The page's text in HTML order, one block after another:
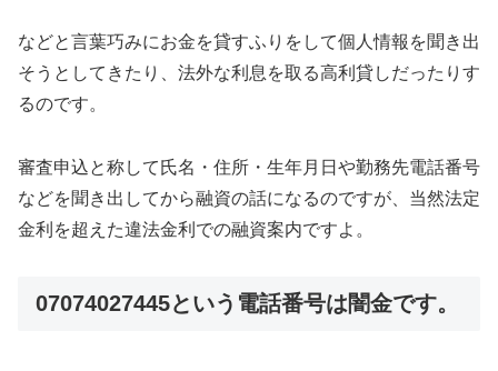
などと言葉巧みにお金を貸すふりをして個人情報を聞き出
そうとしてきたり、法外な利息を取る高利貸しだったりす
るのです。
審査申込と称して氏名・住所・生年月日や勤務先電話番号
などを聞き出してから融資の話になるのですが、当然法定
金利を超えた違法金利での融資案内ですよ。
07074027445という電話番号は闇金です。